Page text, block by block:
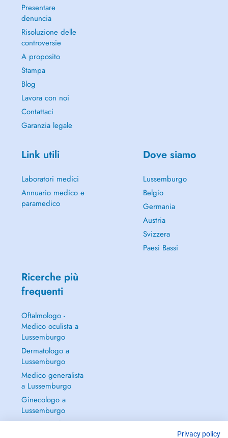
Presentare
denuncia
Risoluzione delle
controversie
A proposito
Stampa
Blog
Lavora con noi
Contattaci
Garanzia legale
Link utili
Laboratori medici
Annuario medico e
paramedico
Dove siamo
Lussemburgo
Belgio
Germania
Austria
Svizzera
Paesi Bassi
Ricerche più
frequenti
Oftalmologo -
Medico oculista a
Lussemburgo
Dermatologo a
Lussemburgo
Medico generalista
a Lussemburgo
Ginecologo a
Lussemburgo
Continua a leggere
Privacy policy